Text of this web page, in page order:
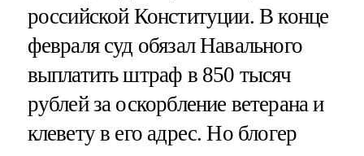
российской Конституции. В конце
февраля суд обязал Навального
выплатить штраф в 850 тысяч
рублей за оскорбление ветерана и
клевету в его адрес. Но блогер